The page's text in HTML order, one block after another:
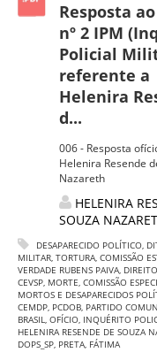
Resposta
nº 2 IPM
Policial
referente a
Helenira
d...
006 - Resposta
Helenira Resende
Nazareth
HELENIRA
SOUZA
DESAPARECIDO POLÍTICO,
MILITAR, TORTURA, COMISSÃO
VERDADE RUBENS PAIVA,
CEVSP, MORTE, COMISSÃO
MORTOS E DESAPARECIDOS
CEMDP, PCDOB, PARTIDO
BRASIL, OFÍCIO, INQUÉRITO
HELENIRA RESENDE DE SOUZA
DOPS_SP, PRETA, FÁTIMA